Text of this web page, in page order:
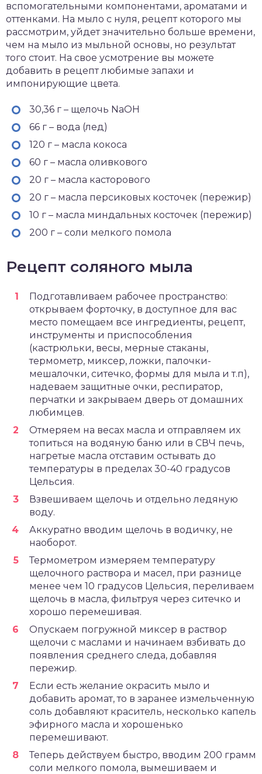
вспомогательными компонентами, ароматами и
оттенками. На мыло с нуля, рецепт которого мы
рассмотрим, уйдет значительно больше времени,
чем на мыло из мыльной основы, но результат
того стоит. На свое усмотрение вы можете
добавить в рецепт любимые запахи и
импонирующие цвета.
30,36 г – щелочь NaOH
66 г – вода (лед)
120 г – масла кокоса
60 г – масла оливкового
20 г – масла касторового
20 г – масла персиковых косточек (пережир)
10 г – масла миндальных косточек (пережир)
200 г – соли мелкого помола
Рецепт соляного мыла
Подготавливаем рабочее пространство:
открываем форточку, в доступное для вас
место помещаем все ингредиенты, рецепт,
инструменты и приспособления
(кастрюльки, весы, мерные стаканы,
термометр, миксер, ложки, палочки-
мешалочки, ситечко, формы для мыла и т.п),
надеваем защитные очки, респиратор,
перчатки и закрываем дверь от домашних
любимцев.
Отмеряем на весах масла и отправляем их
топиться на водяную баню или в СВЧ печь,
нагретые масла отставим остывать до
температуры в пределах 30-40 градусов
Цельсия.
Взвешиваем щелочь и отдельно ледяную
воду.
Аккуратно вводим щелочь в водичку, не
наоборот.
Термометром измеряем температуру
щелочного раствора и масел, при разнице
менее чем 10 градусов Цельсия, переливаем
щелочь в масла, фильтруя через ситечко и
хорошо перемешивая.
Опускаем погружной миксер в раствор
щелочи с маслами и начинаем взбивать до
появления среднего следа, добавляя
пережир.
Если есть желание окрасить мыло и
добавить аромат, то в заранее измельченную
соль добавляют краситель, несколько капель
эфирного масла и хорошенько
перемешивают.
Теперь действуем быстро, вводим 200 грамм
соли мелкого помола, вымешиваем и